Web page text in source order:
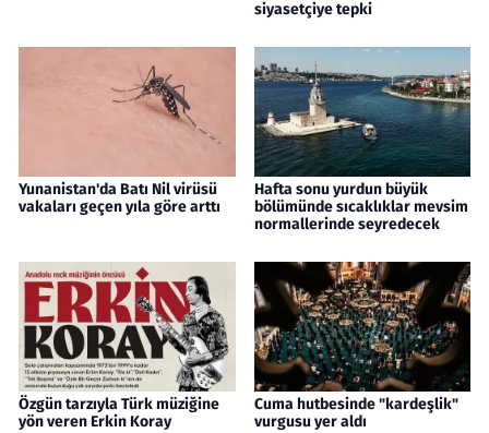
siyasetçiye tepki
Yunanistan'da Batı Nil virüsü
vakaları geçen yıla göre arttı
Hafta sonu yurdun büyük
bölümünde sıcaklıklar mevsim
normallerinde seyredecek
Özgün tarzıyla Türk müziğine
yön veren Erkin Koray
Cuma hutbesinde "kardeşlik"
vurgusu yer aldı